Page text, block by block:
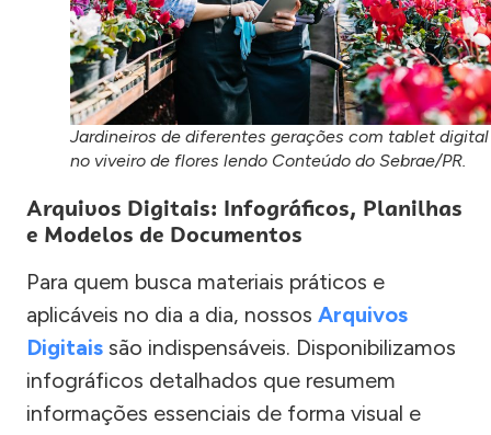
Jardineiros de diferentes gerações com tablet digital
no viveiro de flores lendo Conteúdo do Sebrae/PR.
Arquivos Digitais: Infográficos, Planilhas
e Modelos de Documentos
Para quem busca materiais práticos e
aplicáveis no dia a dia, nossos Arquivos
Digitais são indispensáveis. Disponibilizamos
infográficos detalhados que resumem
informações essenciais de forma visual e